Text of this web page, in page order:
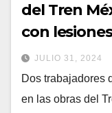
del Tren
con
JULIO 31, 2024
Dos trabajadores
en las obras del